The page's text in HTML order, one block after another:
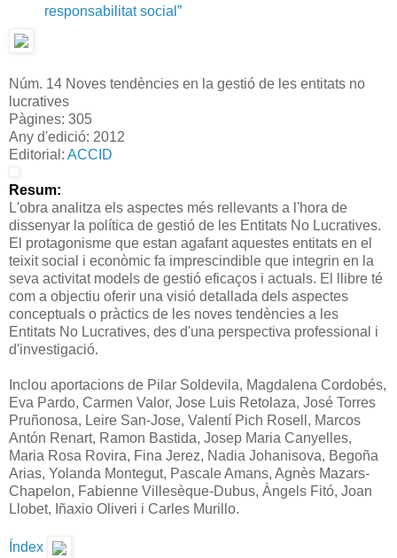
responsabilitat social”
Núm. 14 Noves tendències en la gestió de les entitats no
lucratives
Pàgines: 305
Any d'edició: 2012
Editorial: ACCID
Resum:
L'obra analitza els aspectes més rellevants a l'hora de
dissenyar la política de gestió de les Entitats No Lucratives.
El protagonisme que estan agafant aquestes entitats en el
teixit social i econòmic fa imprescindible que integrin en la
seva activitat models de gestió eficaços i actuals. El llibre té
com a objectiu oferir una visió detallada dels aspectes
conceptuals o pràctics de les noves tendències a les
Entitats No Lucratives, des d'una perspectiva professional i
d'investigació.
Inclou aportacions de Pilar Soldevila, Magdalena Cordobés,
Eva Pardo, Carmen Valor, Jose Luis Retolaza, José Torres
Pruñonosa, Leire San-Jose, Valentí Pich Rosell, Marcos
Antón Renart, Ramon Bastida, Josep Maria Canyelles,
Maria Rosa Rovira, Fina Jerez, Nadia Johanisova, Begoña
Arias, Yolanda Montegut, Pascale Amans, Agnès Mazars-
Chapelon, Fabienne Villesèque-Dubus, Àngels Fitó, Joan
Llobet, Iñaxio Oliveri i Carles Murillo.
Índex